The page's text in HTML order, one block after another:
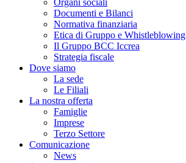
Organi sociali
Documenti e Bilanci
Normativa finanziaria
Etica di Gruppo e Whistleblowing
Il Gruppo BCC Iccrea
Strategia fiscale
Dove siamo
La sede
Le Filiali
La nostra offerta
Famiglie
Imprese
Terzo Settore
Comunicazione
News